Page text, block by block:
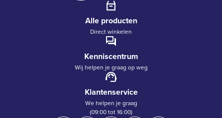
Alle producten
Direct winkelen
Kenniscentrum
Wij helpen je graag op weg
Klantenservice
We helpen je graag
(09:00 tot 16:00)